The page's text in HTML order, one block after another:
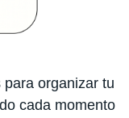
organizar tu
cada momento